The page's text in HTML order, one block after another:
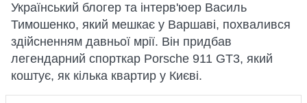
Український блогер та інтерв'юер Василь
Тимошенко, який мешкає у Варшаві, похвалився
здійсненням давньої мрії. Він придбав
легендарний спорткар Porsche 911 GT3, який
коштує, як кілька квартир у Києві.